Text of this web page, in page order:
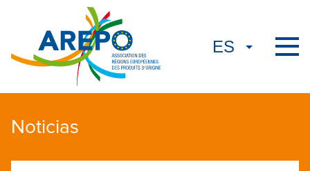
Noticias